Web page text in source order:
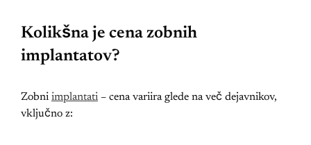
Kolikšna je cena zobnih
implantatov?
Zobni implantati – cena variira glede na več dejavnikov,
vključno z: